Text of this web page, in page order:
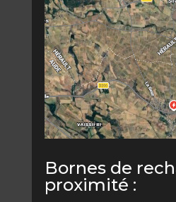
Bornes de
proximité :